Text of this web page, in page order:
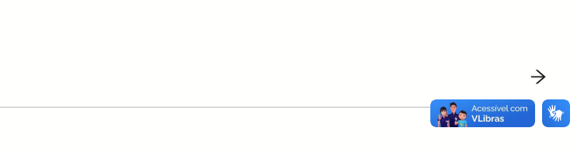
Digite sua senha Confirme a senha
de vídeo2.4 – Publicar podcastCapítulo 3: Transmissão ao vivoCapítulo 4: Estatísticas do